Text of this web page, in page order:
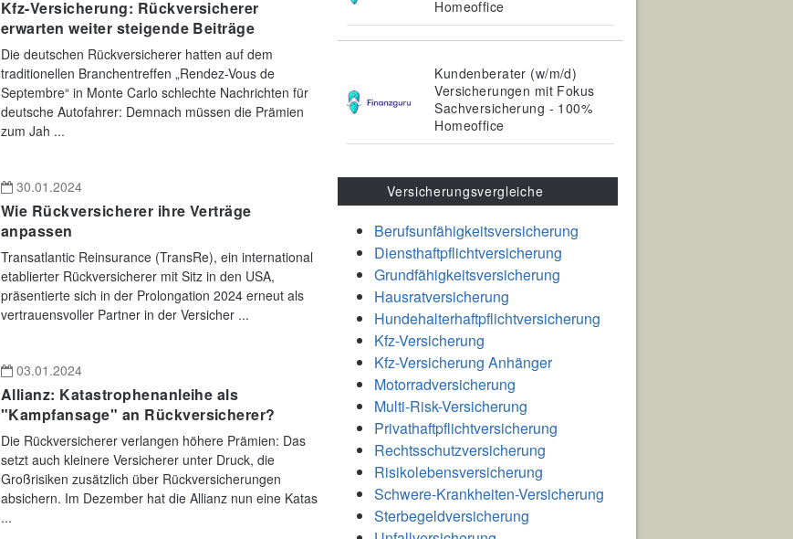
Kfz-Versicherung: Rückversicherer
erwarten weiter steigende Beiträge
Die deutschen Rückversicherer hatten auf dem
traditionellen Branchentreffen „Rendez-Vous de
Septembre“ in Monte Carlo schlechte Nachrichten für
deutsche Autofahrer: Demnach müssen die Prämien
zum Jah ...
30.01.2024
Wie Rückversicherer ihre Verträge
anpassen
Transatlantic Reinsurance (TransRe), ein international
etablierter Rückversicherer mit Sitz in den USA,
präsentierte sich in der Prolongation 2024 erneut als
vertrauensvoller Partner in der Versicher ...
03.01.2024
Allianz: Katastrophenanleihe als
"Kampfansage" an Rückversicherer?
Die Rückversicherer verlangen höhere Prämien: Das
setzt auch kleinere Versicherer unter Druck, die
Großrisiken zusätzlich über Rückversicherungen
absichern. Im Dezember hat die Allianz nun eine Katas
...
Homeoffice
Kundenberater (w/m/d)
Versicherungen mit Fokus
Sachversicherung - 100%
Homeoffice
Versicherungsvergleiche
Berufsunfähigkeitsversicherung
Diensthaftpflichtversicherung
Grundfähigkeitsversicherung
Hausratversicherung
Hundehalterhaftpflichtversicherung
Kfz-Versicherung
Kfz-Versicherung Anhänger
Motorradversicherung
Multi-Risk-Versicherung
Privathaftpflichtversicherung
Rechtsschutzversicherung
Risikolebensversicherung
Schwere-Krankheiten-Versicherung
Sterbegeldversicherung